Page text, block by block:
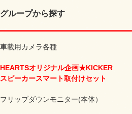
グループから探す
車載用カメラ各種
HEARTSオリジナル企画★KICKER
スピーカースマート取付けセット
フリップダウンモニター(本体）